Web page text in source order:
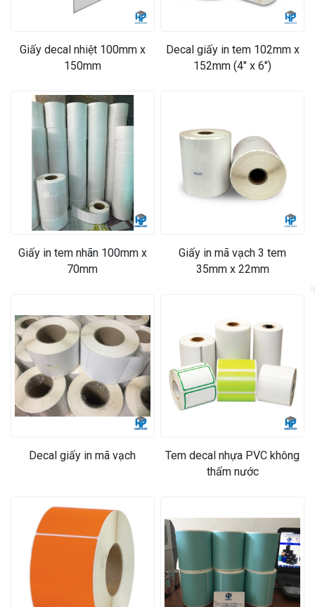
Giấy decal nhiệt 100mm x
150mm
Decal giấy in tem 102mm x
152mm (4" x 6")
Giấy in tem nhãn 100mm x
70mm
Giấy in mã vạch 3 tem
35mm x 22mm
Decal giấy in mã vạch
Tem decal nhựa PVC không
thấm nước
❄